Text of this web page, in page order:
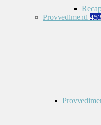
Provvedimenti 453